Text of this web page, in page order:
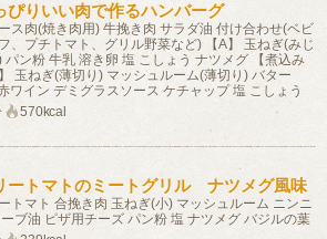
ぴりいい肉で作るハンバーグ
ス肉(焼き肉用) 牛挽き肉 サラダ油 付け合わせ(ベビ
、プチトマト、グリル野菜など) 【A】 玉ねぎ(みじ
パン粉 牛乳 溶き卵 塩 こしょう ナツメグ 【煮込み
玉ねぎ(薄切り) マッシュルーム(薄切り) バター
赤ワイン デミグラスソース ケチャップ 塩 こしょう
570kcal
ートマトのミートグリル ナツメグ風味
トマト 合挽き肉 玉ねぎ(小) マッシュルーム ニンニ
ブ油 ピザ用チーズ パン粉 塩 ナツメグ バジルの葉